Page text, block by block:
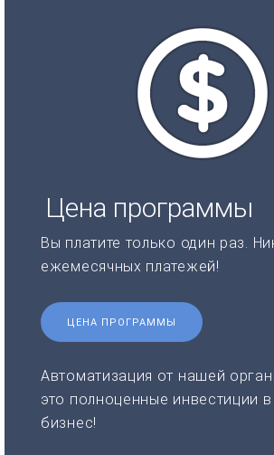
Цена программы
Вы платите только один раз.
ежемесячных платежей!
ЦЕНА ПРОГРАММЫ
Автоматизация от нашей
это полноценные инвестиции
бизнес!